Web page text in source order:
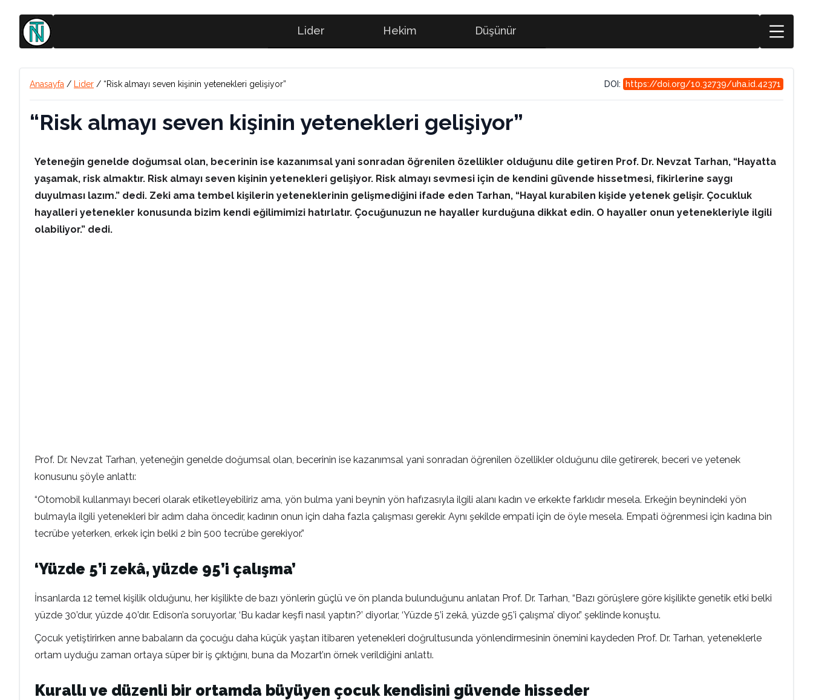
Lider Hekim Düşünür
Anasayfa / Lider / “Risk almayı seven kişinin yetenekleri gelişiyor” DOI: https://doi.org/10.32739/uha.id.42371
“Risk almayı seven kişinin yetenekleri gelişiyor”
Yeteneğin genelde doğumsal olan, becerinin ise kazanımsal yani sonradan öğrenilen özellikler olduğunu dile getiren Prof. Dr. Nevzat Tarhan, “Hayatta
yaşamak, risk almaktır. Risk almayı seven kişinin yetenekleri gelişiyor. Risk almayı sevmesi için de kendini güvende hissetmesi, fikirlerine saygı
duyulması lazım.” dedi. Zeki ama tembel kişilerin yeteneklerinin gelişmediğini ifade eden Tarhan, “Hayal kurabilen kişide yetenek gelişir. Çocukluk
hayalleri yetenekler konusunda bizim kendi eğilimimizi hatırlatır. Çocuğunuzun ne hayaller kurduğuna dikkat edin. O hayaller onun yetenekleriyle ilgili
olabiliyor.” dedi.
Prof. Dr. Nevzat Tarhan, yeteneğin genelde doğumsal olan, becerinin ise kazanımsal yani sonradan öğrenilen özellikler olduğunu dile getirerek, beceri ve yetenek
konusunu şöyle anlattı:
“Otomobil kullanmayı beceri olarak etiketleyebiliriz ama, yön bulma yani beynin yön hafızasıyla ilgili alanı kadın ve erkekte farklıdır mesela. Erkeğin beynindeki yön
bulmayla ilgili yetenekleri bir adım daha öncedir, kadının onun için daha fazla çalışması gerekir. Aynı şekilde empati için de öyle mesela. Empati öğrenmesi için kadına bin
tecrübe yeterken, erkek için belki 2 bin 500 tecrübe gerekiyor.”
‘Yüzde 5’i zekâ, yüzde 95’i çalışma’
İnsanlarda 12 temel kişilik olduğunu, her kişilikte de bazı yönlerin güçlü ve ön planda bulunduğunu anlatan Prof. Dr. Tarhan, “Bazı görüşlere göre kişilikte genetik etki belki
yüzde 30’dur, yüzde 40’dır. Edison’a soruyorlar, ‘Bu kadar keşfi nasıl yaptın?’ diyorlar, ‘Yüzde 5’i zekâ, yüzde 95’i çalışma’ diyor.” şeklinde konuştu.
Çocuk yetiştirirken anne babaların da çocuğu daha küçük yaştan itibaren yetenekleri doğrultusunda yönlendirmesinin önemini kaydeden Prof. Dr. Tarhan, yeteneklerle
ortam uyduğu zaman ortaya süper bir iş çıktığını, buna da Mozart’ın örnek verildiğini anlattı.
Kurallı ve düzenli bir ortamda büyüyen çocuk kendisini güvende hisseder